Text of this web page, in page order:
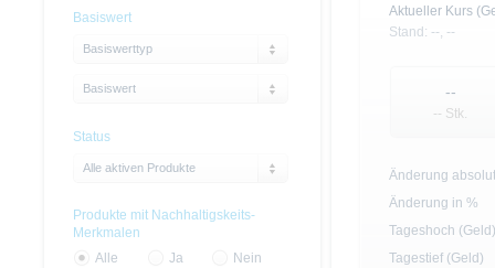
Aktueller Kurs
Stand: --, --
--
-- Stk.
Änderung absolut
Änderung in %
Tageshoch (Geld)
Tagestief (Geld)
Basiswert
Basiswerttyp
Basiswert
Status
Alle aktiven Produkte
Produkte mit Nachhaltigskeits-
Merkmalen
Alle
Ja Nein